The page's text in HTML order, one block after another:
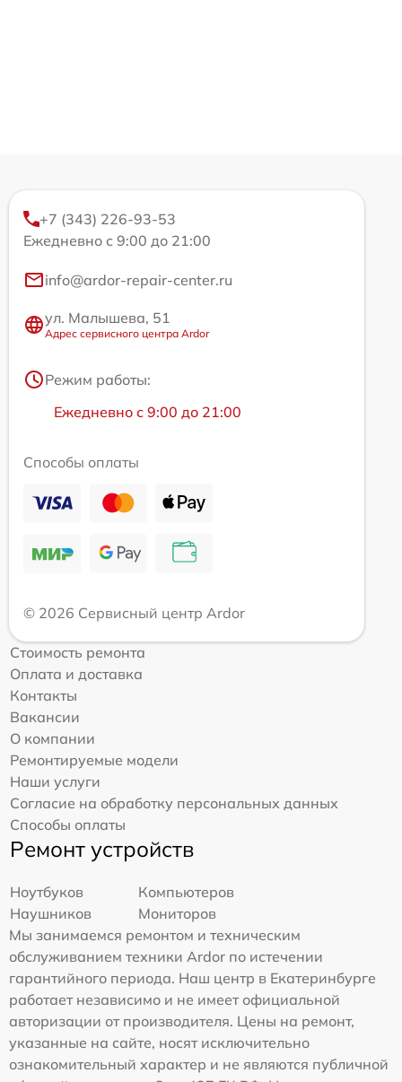
+7 (343) 226-93-53
Ежедневно с 9:00 до 21:00
info@ardor-repair-center.ru
ул. Малышева, 51
Адрес сервисного центра Ardor
Режим работы:
Ежедневно с 9:00 до 21:00
Способы оплаты
© 2026 Сервисный центр Ardor
Стоимость ремонта
Оплата и доставка
Контакты
Вакансии
О компании
Ремонтируемые модели
Наши услуги
Согласие на обработку персональных данных
Способы оплаты
Ремонт устройств
Ноутбуков
Компьютеров
Наушников
Мониторов
Мы занимаемся ремонтом и техническим
обслуживанием техники Ardor по истечении
гарантийного периода. Наш центр в Екатеринбурге
работает независимо и не имеет официальной
авторизации от производителя. Цены на ремонт,
указанные на сайте, носят исключительно
ознакомительный характер и не являются публичной